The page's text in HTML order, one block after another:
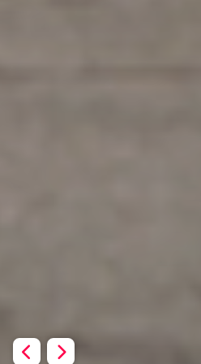
PreviousNext